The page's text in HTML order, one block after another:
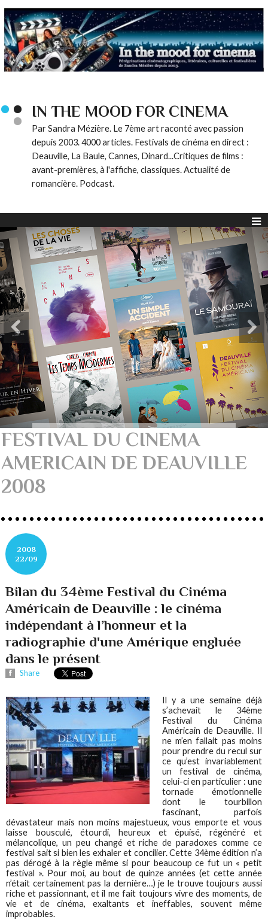
IN THE MOOD FOR CINEMA
Par Sandra Mézière. Le 7ème art raconté avec passion
depuis 2003. 4000 articles. Festivals de cinéma en direct :
Deauville, La Baule, Cannes, Dinard...Critiques de films :
avant-premières, à l'affiche, classiques. Actualité de
romancière. Podcast.
FESTIVAL DU CINEMA
AMERICAIN DE DEAUVILLE
2008
2008
22/09
Bilan du 34ème Festival du Cinéma
Américain de Deauville : le cinéma
indépendant à l’honneur et la
radiographie d'une Amérique engluée
dans le présent
Share
Il y a une semaine déjà
s’achevait le 34ème
Festival du Cinéma
Américain de Deauville. Il
ne m’en fallait pas moins
pour prendre du recul sur
ce qu’est invariablement
un festival de cinéma,
celui-ci en particulier : une
tornade émotionnelle
dont le tourbillon
fascinant, parfois
dévastateur mais non moins majestueux, vous emporte et vous
laisse bousculé, étourdi, heureux et épuisé, régénéré et
mélancolique, un peu changé et riche de paradoxes comme ce
festival sait si bien les exhaler et concilier. Cette 34ème édition n’a
pas dérogé à la règle même si pour beaucoup ce fut un « petit
festival ». Pour moi, au bout de quinze années (et cette année
n’était certainement pas la dernière…) je le trouve toujours aussi
riche et passionnant, et il me fait toujours vivre des moments, de
vie et de cinéma, exaltants et ineffables, souvent même
improbables.